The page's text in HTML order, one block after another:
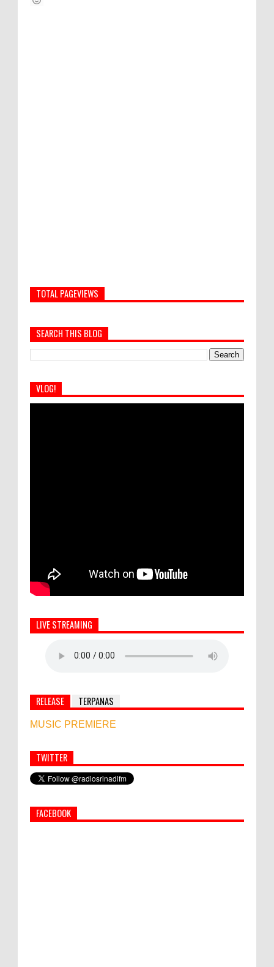
TOTAL PAGEVIEWS
SEARCH THIS BLOG
VLOG!
LIVE STREAMING
RELEASE TERPANAS
MUSIC PREMIERE
Simbol Persahabatan, RI Bangun Islamic Centre di
Afghanistan
World Marketing Forum 2022:
TWITTER
FACEBOOK